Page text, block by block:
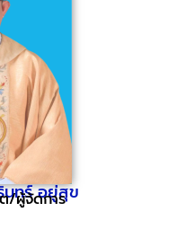
นทร์ อยู่สุข
/ผู้จัดการ